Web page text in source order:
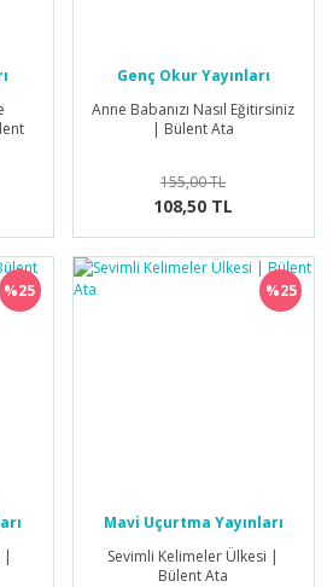
Genç Okur Yayınları
Anne Babanızı Nasıl Eğitirsiniz
| Bülent Ata
155,00 TL
108,50 TL
%25
|
%25
Mavi Uçurtma Yayınları
Sevimli Kelimeler Ülkesi |
Bülent Ata